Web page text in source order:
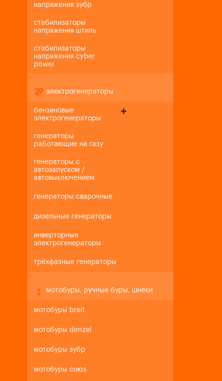
напряжения зубр
стабилизаторы
напряжения штиль
стабилизаторы
напряжения cyber
power
+-
электрогенераторы
бензиновые
электрогенераторы
генераторы
работающие на газу
генераторы с
автозапуском /
автовыключением
генераторы сварочные
дизельные генераторы
инверторные
электрогенераторы
трёхфазные генераторы
+-
мотобуры, ручные буры, шнеки
мотобуры brait
мотобуры denzel
мотобуры зубр
мотобуры союз